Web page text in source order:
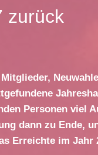
zurück
Personen viel
dann zu Ende,
Erreichte im Jahr